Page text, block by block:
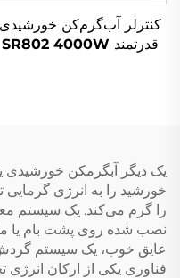
کنترلر آب‌گرم‌کن خورشیدی
قدرتمند SR802 4000W
یک دیگر آبگرمکن خورشیدی
خورشید را به انرژی گرمایی
را گرم می‌کند. یک سیستم
نصب شده روی پشت بام یا
عایق خوب، یک سیستم
فناوری یکی از ارکان